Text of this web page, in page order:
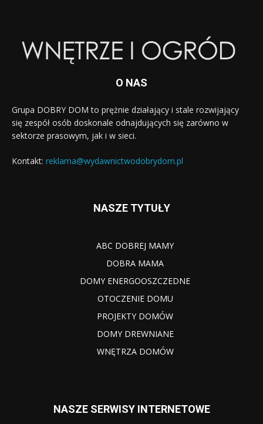
O NAS
Grupa DOBRY DOM to prężnie działający i stale rozwijający
się zespół osób doskonale odnajdujących się zarówno w
sektorze prasowym, jak i w sieci.
Kontakt: reklama@wydawnictwodobrydom.pl
NASZE TYTUŁY
ABC DOBREJ MAMY
DOBRA MAMA
DOMY ENERGOOSZCZEDNE
OTOCZENIE DOMU
PROJEKTY DOMÓW
DOMY DREWNIANE
WNĘTRZA DOMÓW
NASZE SERWISY INTERNETOWE